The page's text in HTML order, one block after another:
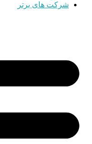
شرکت های برتر